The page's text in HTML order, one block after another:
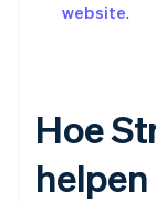
website.
Hoe
helpen